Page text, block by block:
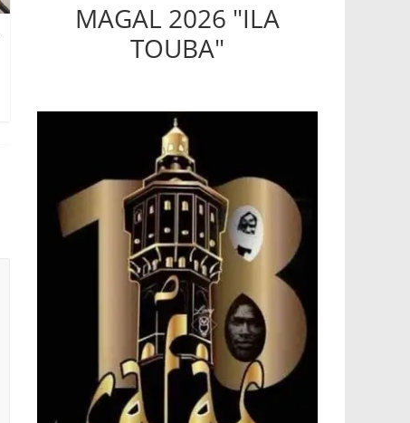
MAGAL 2026 "ILA
TOUBA"